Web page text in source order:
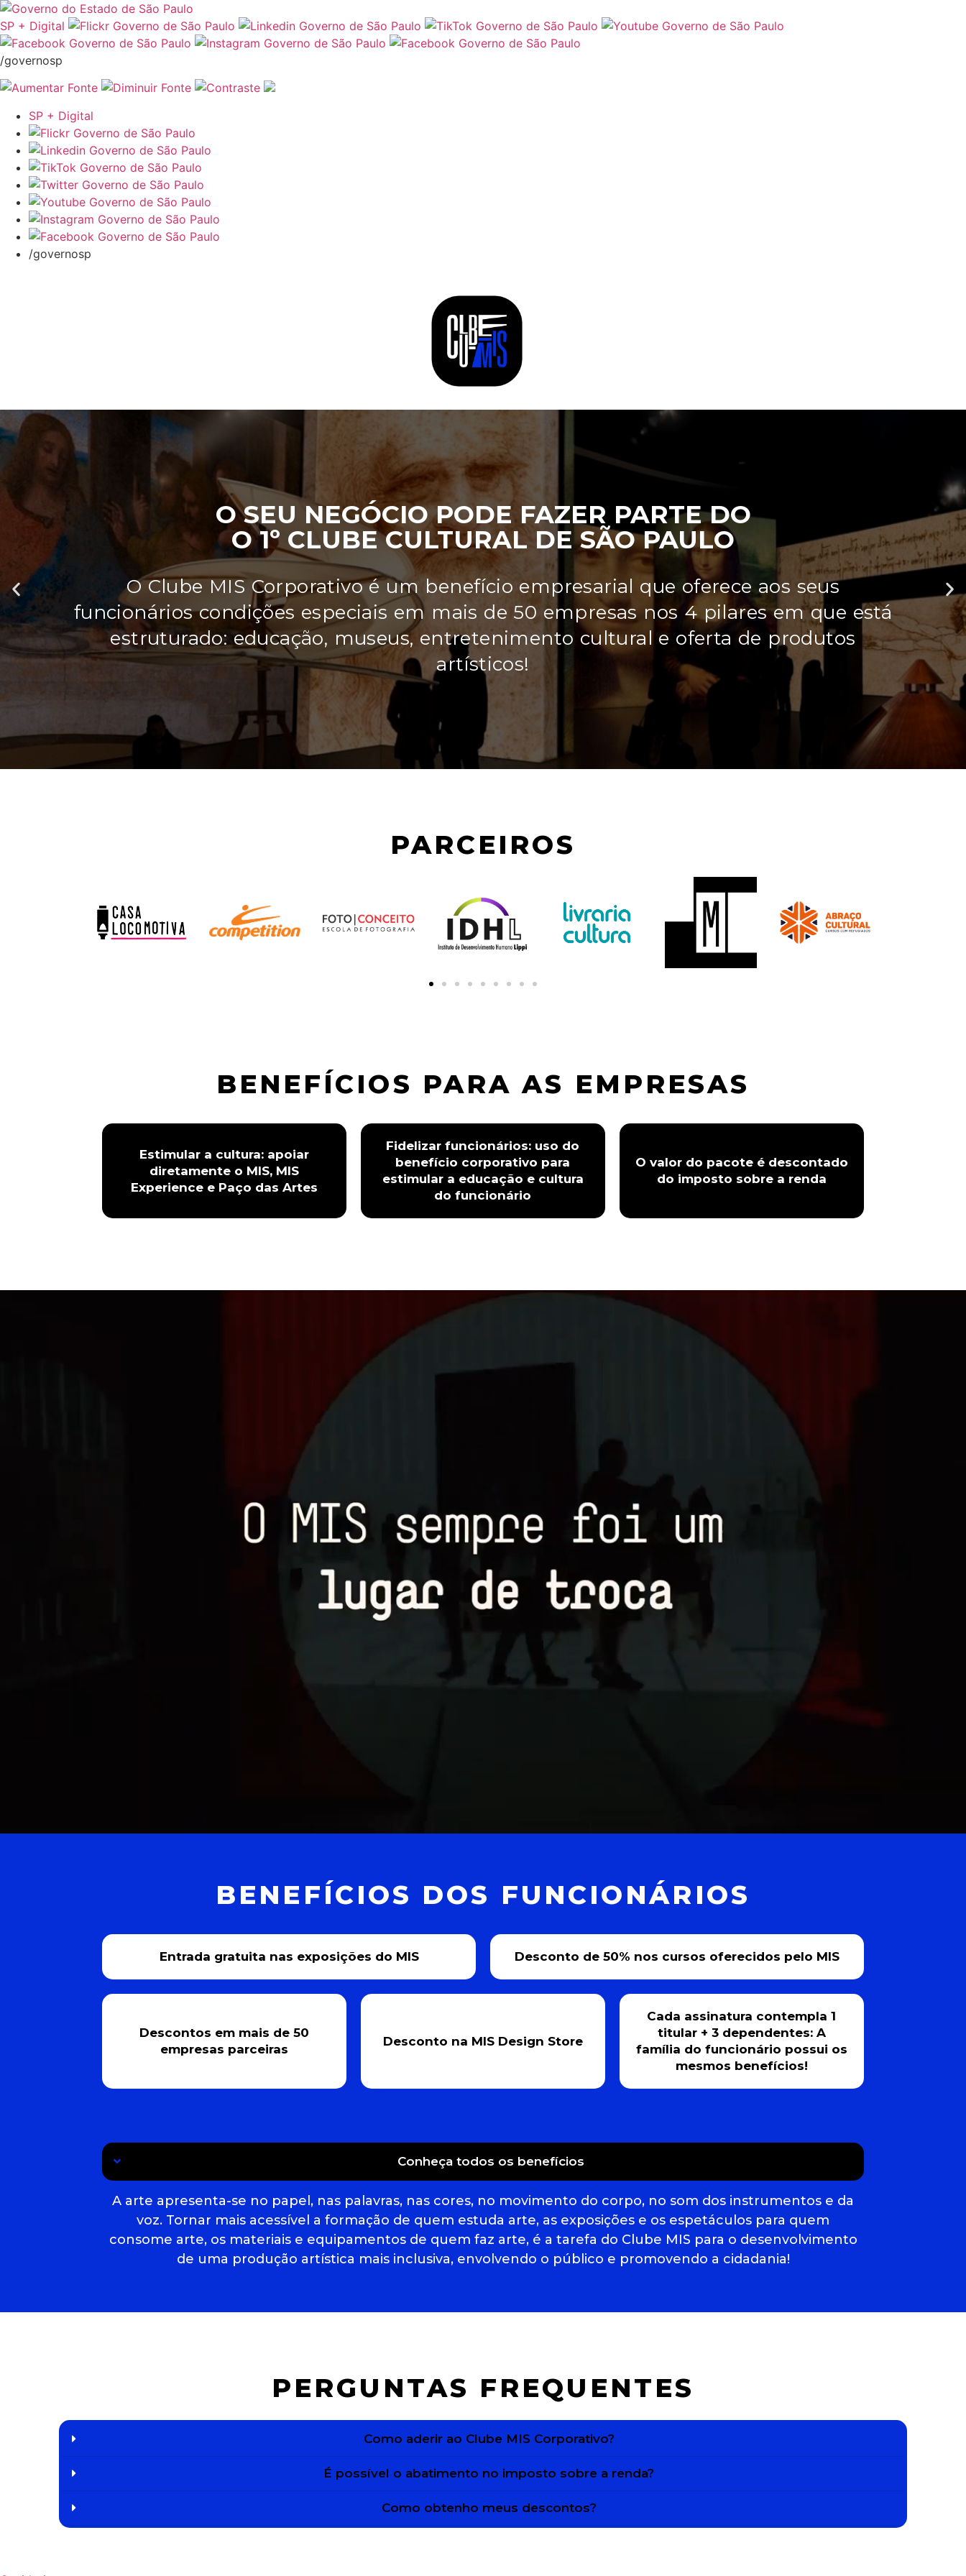
SP + Digital
/governosp
SP + Digital
/governosp
O SEU NEGÓCIO PODE FAZER PARTE DO
O 1º CLUBE CULTURAL DE SÃO PAULO
Aderir ao Clube MIS Corporativo é uma maneira de apoiar diretamente 3
equipamentos culturais, fidelizar seus funcionários e investir em cultura.
PARCEIROS
BENEFÍCIOS PARA AS EMPRESAS
Estimular a cultura: apoiar
diretamente o MIS, MIS
Experience e Paço das Artes
Fidelizar funcionários: uso do
benefício corporativo para
estimular a educação e cultura
do funcionário
O valor do pacote é descontado
do imposto sobre a renda
BENEFÍCIOS DOS FUNCIONÁRIOS
Entrada gratuita nas exposições do MIS Desconto de 50% nos cursos oferecidos pelo MIS
Descontos em mais de 50
empresas parceiras
Desconto na MIS Design Store
Cada assinatura contempla 1
titular + 3 dependentes: A
família do funcionário possui os
mesmos benefícios!
Conheça todos os benefícios
A arte apresenta-se no papel, nas palavras, nas cores, no movimento do corpo, no som dos instrumentos e da
voz. Tornar mais acessível a formação de quem estuda arte, as exposições e os espetáculos para quem
consome arte, os materiais e equipamentos de quem faz arte, é a tarefa do Clube MIS para o desenvolvimento
de uma produção artística mais inclusiva, envolvendo o público e promovendo a cidadania!
PERGUNTAS FREQUENTES
Como aderir ao Clube MIS Corporativo?
É possível o abatimento no imposto sobre a renda?
Como obtenho meus descontos?